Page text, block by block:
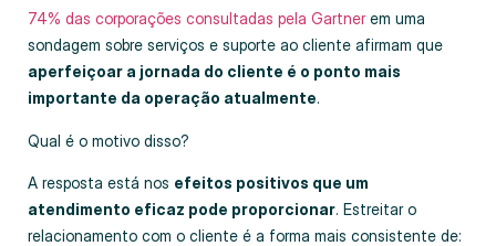
74% das corporações consultadas pela Gartnerem uma
sondagem sobre serviços e suporte ao cliente afirmam que
aperfeiçoar a jornada do cliente é o ponto mais
importante da operação atualmente.
Qual é o motivo disso?
A resposta está nos efeitos positivos que um
atendimento eficaz pode proporcionar. Estreitar o
relacionamento com o cliente é a forma mais consistente de: